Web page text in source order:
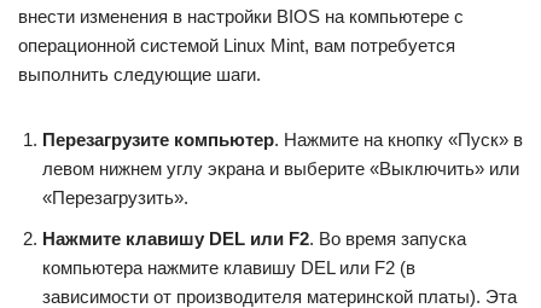
внести изменения в настройки BIOS на компьютере с
операционной системой Linux Mint, вам потребуется
выполнить следующие шаги.
Перезагрузите компьютер. Нажмите на кнопку «Пуск» в
левом нижнем углу экрана и выберите «Выключить» или
«Перезагрузить».
Нажмите клавишу DEL или F2. Во время запуска
компьютера нажмите клавишу DEL или F2 (в
зависимости от производителя материнской платы). Эта